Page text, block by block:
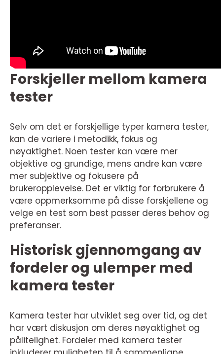
Forskjeller mellom kamera
tester
Selv om det er forskjellige typer kamera tester,
kan de variere i metodikk, fokus og
nøyaktighet. Noen tester kan være mer
objektive og grundige, mens andre kan være
mer subjektive og fokusere på
brukeropplevelse. Det er viktig for forbrukere å
være oppmerksomme på disse forskjellene og
velge en test som best passer deres behov og
preferanser.
Historisk gjennomgang av
fordeler og ulemper med
kamera tester
Kamera tester har utviklet seg over tid, og det
har vært diskusjon om deres nøyaktighet og
pålitelighet. Fordeler med kamera tester